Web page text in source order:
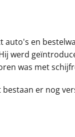
auto's en
werd
was met
er nog